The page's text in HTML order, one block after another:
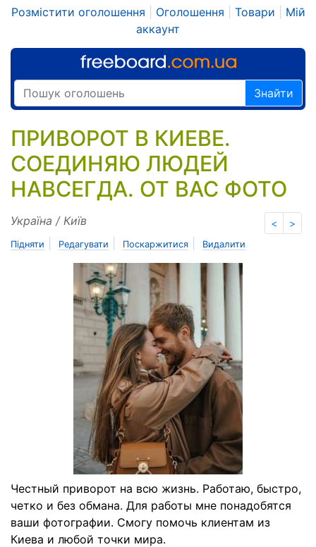
Розмістити оголошення Оголошення Товари
Мій
аккаунт
Знайти
ПРИВОРОТ В КИЕВЕ.
СОЕДИНЯЮ ЛЮДЕЙ
НАВСЕГДА. ОТ ВАС ФОТО
< >
Україна / Київ
Підняти Редагувати Поскаржитися Видалити
Честный приворот на всю жизнь. Работаю, быстро,
четко и без обмана. Для работы мне понадобятся
ваши фотографии. Смогу помочь клиентам из
Киева и любой точки мира.